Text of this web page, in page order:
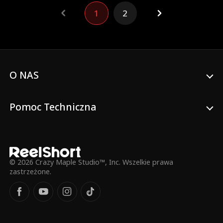
1 2
O NAS
Pomoc Techniczna
© 2026 Crazy Maple Studio™, Inc. Wszelkie prawa
zastrzeżone.